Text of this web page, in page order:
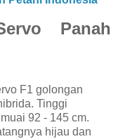
Panah
F1 golongan
Tinggi
92 - 145 cm.
hijau dan